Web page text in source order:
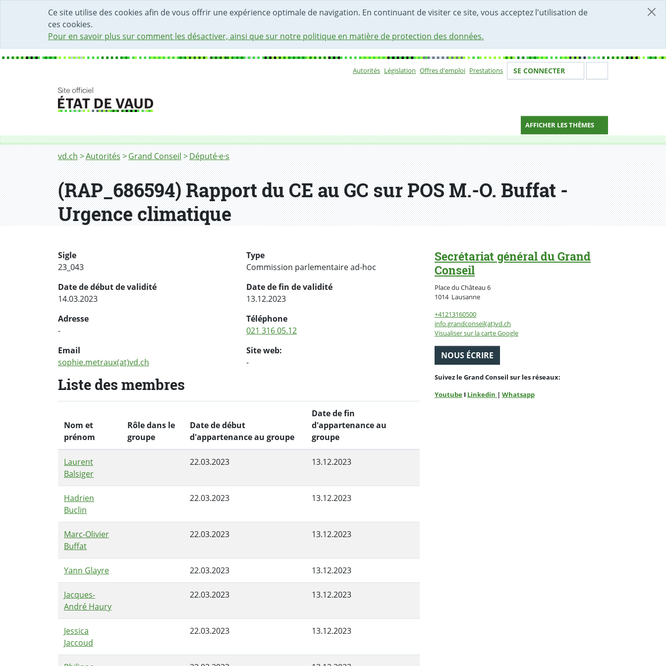
Ce site utilise des cookies afin de vous offrir une expérience optimale de navigation. En continuant de visiter ce site, vous acceptez l'utilisation de
ces cookies.
Pour en savoir plus sur comment les désactiver, ainsi que sur notre politique en matière de protection des données.
DÉBUT DU CONTENU DE LA PAGE
ACCÈS AU CHAMP DE RECHERCHE
PAGE D'ACCUEIL
FORMULAIRE DE CONTACT
Autorités Législation Offres d'emploi Prestations Votre identité
SE CONNECTER
AFFICHER LES THÈMES
Fil d'Ariane
vd.ch Autorités Grand Conseil Député·e·s
(RAP_686594) Rapport du CE au GC sur POS M.-O. Buffat -
Urgence climatique
Sigle
23_043
Type
Commission parlementaire ad-hoc
Date de début de validité
14.03.2023
Date de fin de validité
13.12.2023
Adresse
-
Téléphone
021 316 05.12
Email
sophie.metraux(at)vd.ch
Site web:
-
Liste des membres
Nom et
prénom
Rôle dans le
groupe
Date de début
d'appartenance au groupe
Date de fin
d'appartenance au
groupe
Laurent
Balsiger
22.03.2023 13.12.2023
Hadrien
Buclin
22.03.2023 13.12.2023
Marc-Olivier
Buffat
22.03.2023 13.12.2023
Yann Glayre 22.03.2023 13.12.2023
Jacques-
André Haury
22.03.2023 13.12.2023
Jessica
Jaccoud
22.03.2023 13.12.2023
Secrétariat général du Grand
Conseil
Place du Château 6
1014 LausanneSuisse
+41213160500
info.grandconseil(at)vd.ch
Visualiser sur la carte Google
NOUS ÉCRIRE
Suivez le Grand Conseil sur les réseaux:
Youtube I Linkedin | Whatsapp